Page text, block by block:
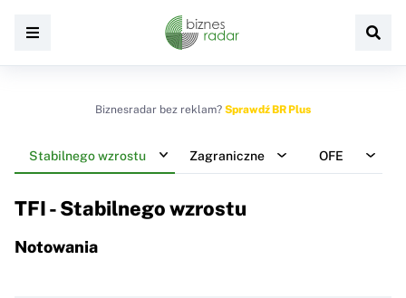
Biznesradar bez reklam? Sprawdź BR Plus
Stabilnego wzrostu Zagraniczne OFE
TFI - Stabilnego wzrostu
Notowania